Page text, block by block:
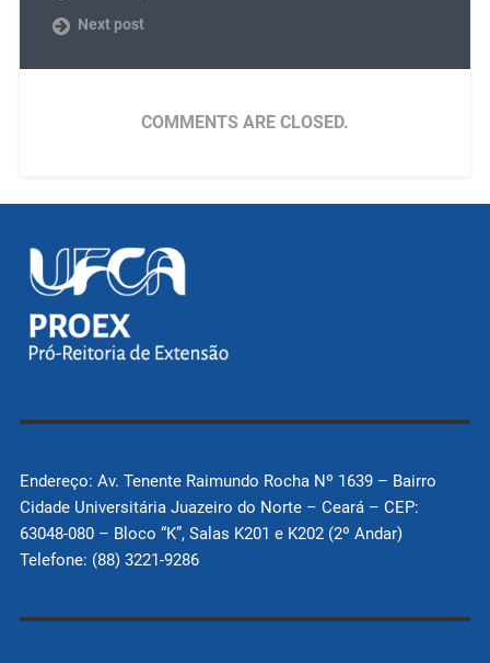
Next post
COMMENTS ARE CLOSED.
Endereço: Av. Tenente Raimundo Rocha Nº 1639 – Bairro
Cidade Universitária Juazeiro do Norte – Ceará – CEP:
63048-080 – Bloco “K”, Salas K201 e K202 (2º Andar)
Telefone: (88) 3221-9286